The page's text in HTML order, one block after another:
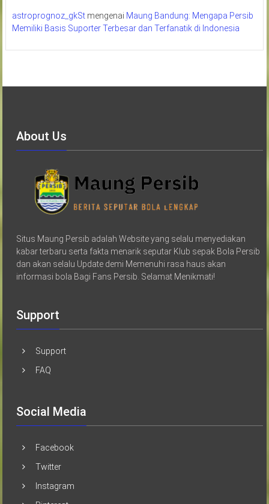
astroprognoz_gkStmengenai Maung Bandung: Mengapa Persib
Memiliki Basis Suporter Terbesar dan Terfanatik di Indonesia
About Us
Situs Maung Persib adalah Website yang selalu menyediakan
kabar terbaru serta fakta menarik seputar Klub sepak Bola Persib
dan akan selalu Update demi Memenuhi rasa haus akan
informasi bola Bagi Fans Persib. Selamat Menikmati!
Support
Support
FAQ
Social Media
Facebook
Twitter
Instagram